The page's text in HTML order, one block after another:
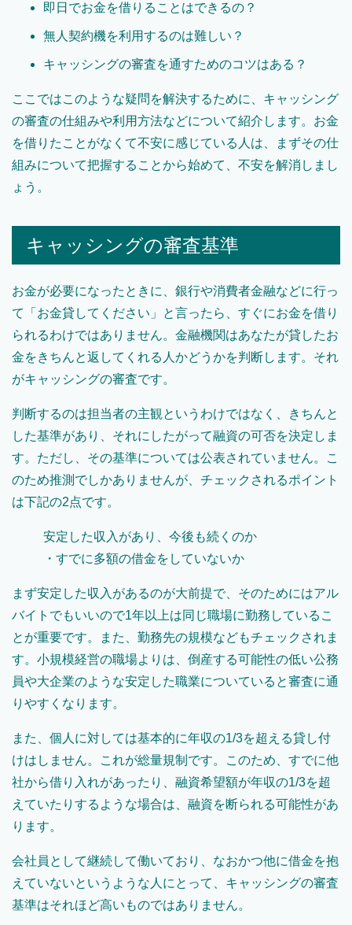
即日でお金を借りることはできるの？
無人契約機を利用するのは難しい？
キャッシングの審査を通すためのコツはある？
ここではこのような疑問を解決するために、キャッシング
の審査の仕組みや利用方法などについて紹介します。お金
を借りたことがなくて不安に感じている人は、まずその仕
組みについて把握することから始めて、不安を解消しまし
ょう。
キャッシングの審査基準
お金が必要になったときに、銀行や消費者金融などに行っ
て「お金貸してください」と言ったら、すぐにお金を借り
られるわけではありません。金融機関はあなたが貸したお
金をきちんと返してくれる人かどうかを判断します。それ
がキャッシングの審査です。
判断するのは担当者の主観というわけではなく、きちんと
した基準があり、それにしたがって融資の可否を決定しま
す。ただし、その基準については公表されていません。こ
のため推測でしかありませんが、チェックされるポイント
は下記の2点です。
安定した収入があり、今後も続くのか
・すでに多額の借金をしていないか
まず安定した収入があるのが大前提で、そのためにはアル
バイトでもいいので1年以上は同じ職場に勤務しているこ
とが重要です。また、勤務先の規模などもチェックされま
す。小規模経営の職場よりは、倒産する可能性の低い公務
員や大企業のような安定した職業についていると審査に通
りやすくなります。
また、個人に対しては基本的に年収の1/3を超える貸し付
けはしません。これが総量規制です。このため、すでに他
社から借り入れがあったり、融資希望額が年収の1/3を超
えていたりするような場合は、融資を断られる可能性があ
ります。
会社員として継続して働いており、なおかつ他に借金を抱
えていないというような人にとって、キャッシングの審査
基準はそれほど高いものではありません。